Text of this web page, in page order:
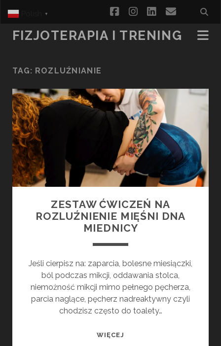
facebookinstagram
linkedinemail
FIZJOTERAPIA I TRENING
TAG: ROZLUŹNIANIE
ZESTAW ĆWICZEŃ NA
ROZLUŹNIENIE MIĘŚNI DNA
MIEDNICY
Jeśli cierpisz na: zaparcia, bolesne miesiączki,
ból podczas mikcji, oddawania stolca,
niemożność mikcji mimo pełnego pęcherza,
parcia naglące, pęcherz nadreaktywny czyli
chodzisz często do toalety…
WIĘCEJ
▼